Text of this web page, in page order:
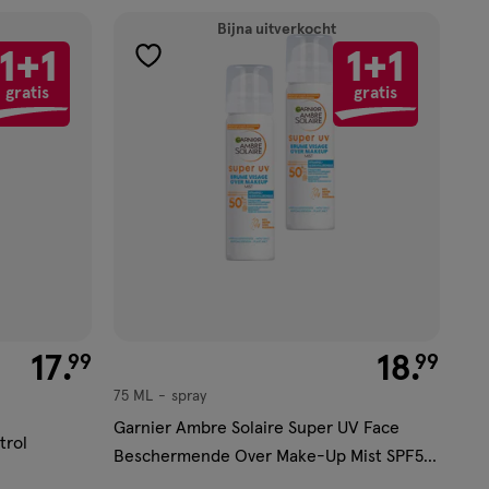
1+1
gratis
€ 17.99
17.99
Bijna uitverkocht
1+1
gratis
toevoegen
verlanglijst
€ 18.99
18.99
spray
75 ML spray
Garnier Ambre Solaire Super UV Face
Beschermende Over Make-Up Mist SPF50